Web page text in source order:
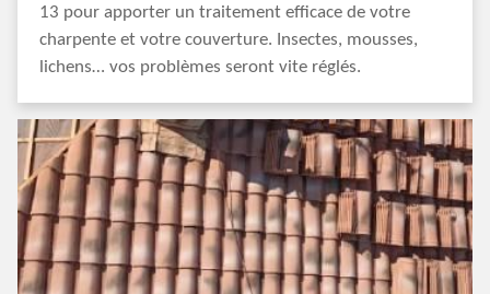
13 pour apporter un traitement efficace de votre
charpente et votre couverture. Insectes, mousses,
lichens… vos problèmes seront vite réglés.